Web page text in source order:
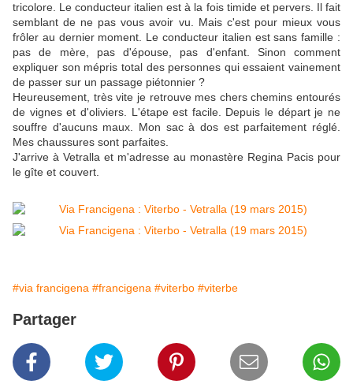
tricolore. Le conducteur italien est à la fois timide et pervers. Il fait
semblant de ne pas vous avoir vu. Mais c'est pour mieux vous
frôler au dernier moment. Le conducteur italien est sans famille :
pas de mère, pas d'épouse, pas d'enfant. Sinon comment
expliquer son mépris total des personnes qui essaient vainement
de passer sur un passage piétonnier ?
Heureusement, très vite je retrouve mes chers chemins entourés
de vignes et d'oliviers. L'étape est facile. Depuis le départ je ne
souffre d'aucuns maux. Mon sac à dos est parfaitement réglé.
Mes chaussures sont parfaites.
J'arrive à Vetralla et m'adresse au monastère Regina Pacis pour
le gîte et couvert.
#via francigena #francigena #viterbo #viterbe
Partager